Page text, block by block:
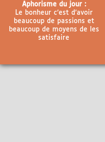
Aphorisme du jour :
Le bonheur c’est d’avoir
beaucoup de passions et
beaucoup de moyens de les
satisfaire